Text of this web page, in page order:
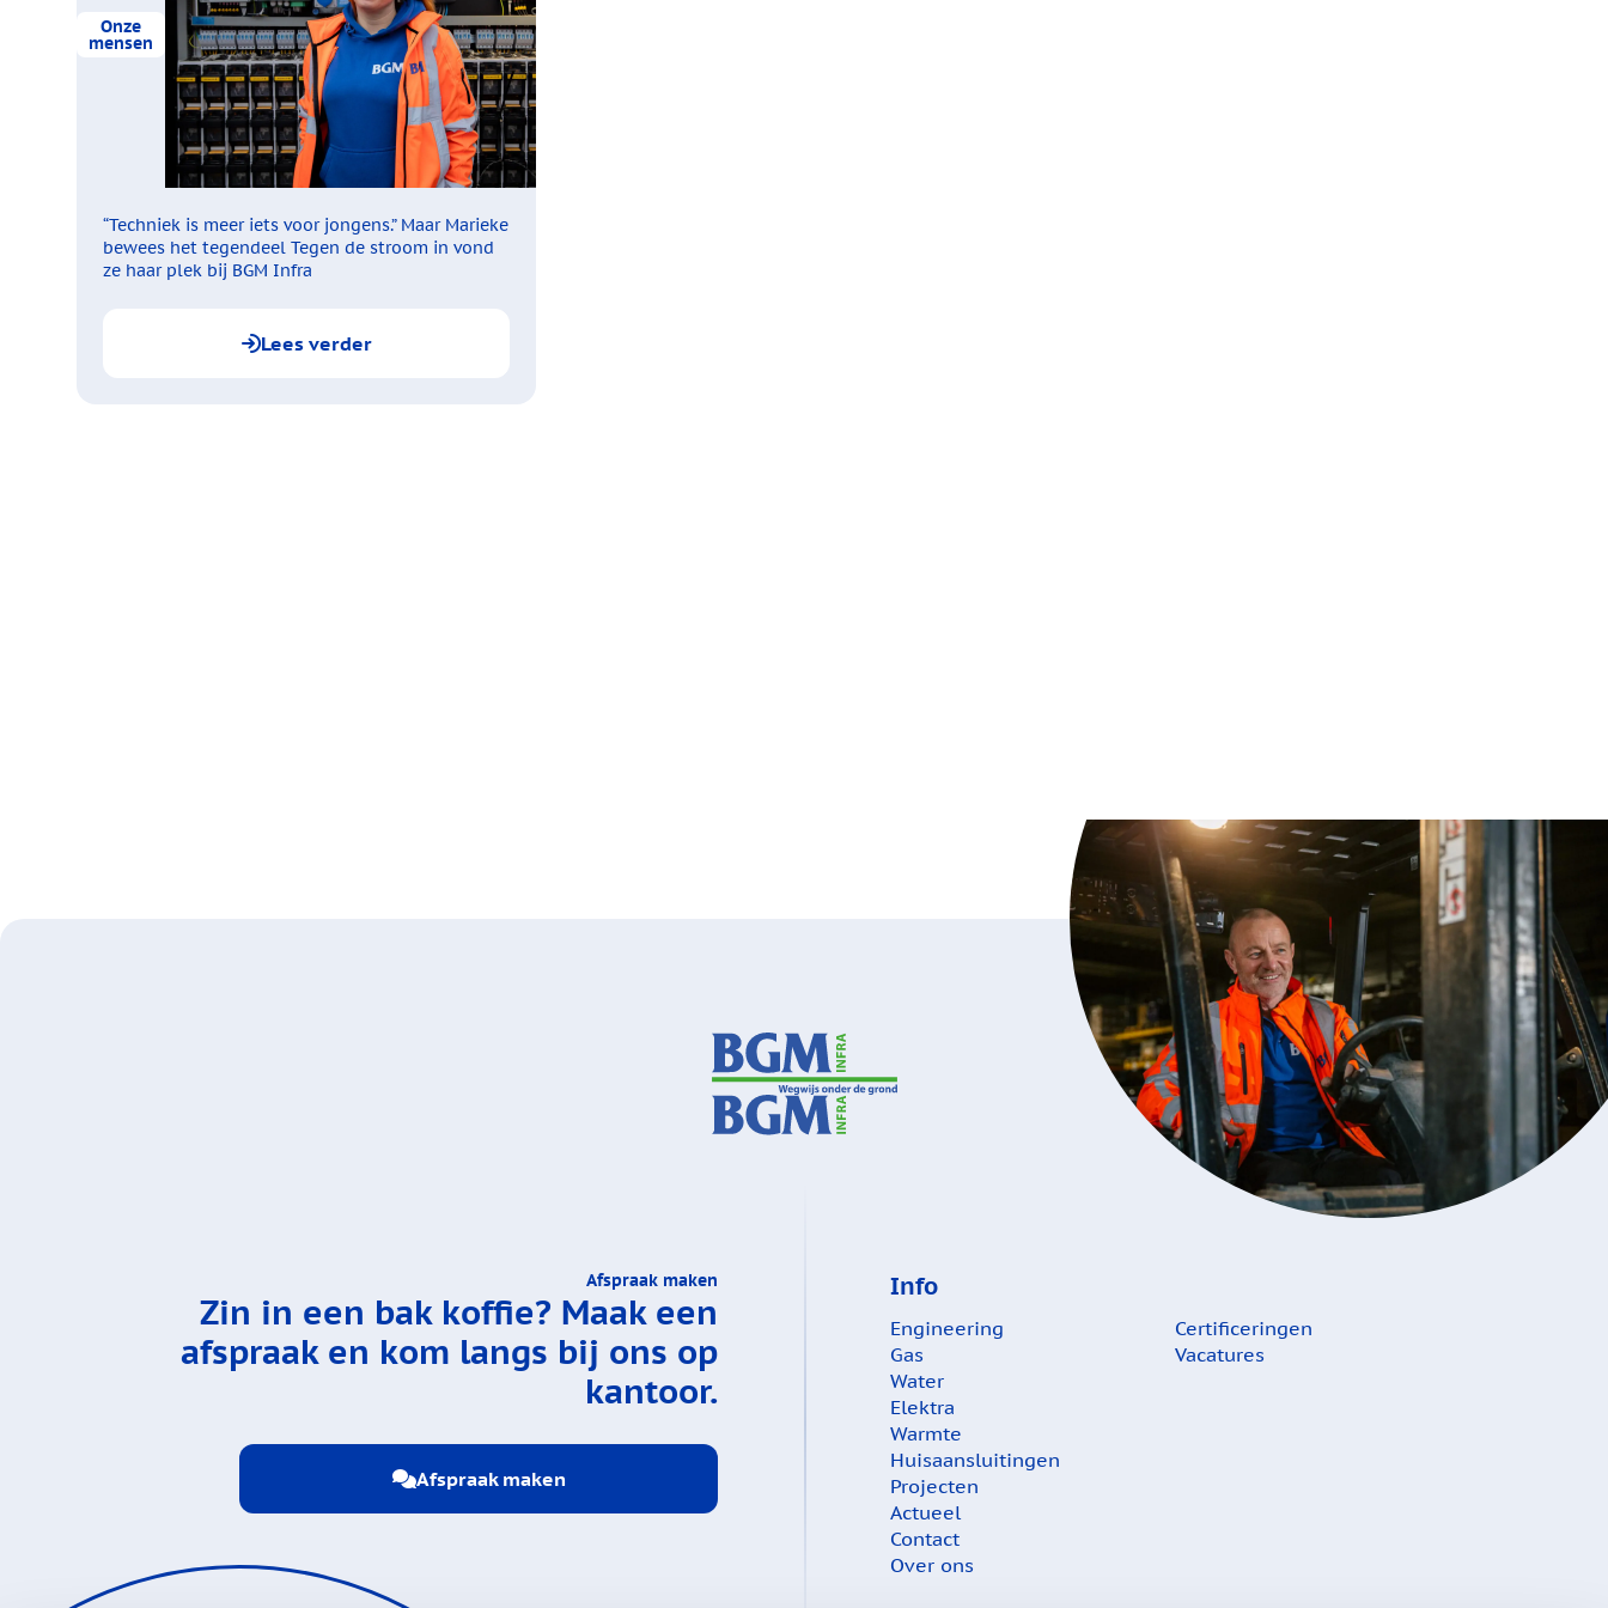
Onze
mensen
“Techniek is meer iets voor jongens.” Maar Marieke
bewees het tegendeel Tegen de stroom in vond
ze haar plek bij BGM Infra
Lees verder
Afspraak maken
Zin in een bak koffie? Maak een
afspraak en kom langs bij ons op
kantoor.
Afspraak maken
Info
Engineering
Gas
Water
Elektra
Warmte
Huisaansluitingen
Projecten
Actueel
Contact
Over ons
Certificeringen
Vacatures